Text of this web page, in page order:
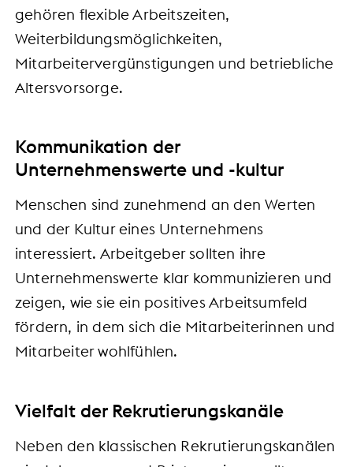
gehören flexible Arbeitszeiten,
Weiterbildungsmöglichkeiten,
Mitarbeitervergünstigungen und betriebliche
Altersvorsorge.
Kommunikation der
Unternehmenswerte und -kultur
Menschen sind zunehmend an den Werten
und der Kultur eines Unternehmens
interessiert. Arbeitgeber sollten ihre
Unternehmenswerte klar kommunizieren und
zeigen, wie sie ein positives Arbeitsumfeld
fördern, in dem sich die Mitarbeiterinnen und
Mitarbeiter wohlfühlen.
Vielfalt der Rekrutierungskanäle
Neben den klassischen Rekrutierungskanälen